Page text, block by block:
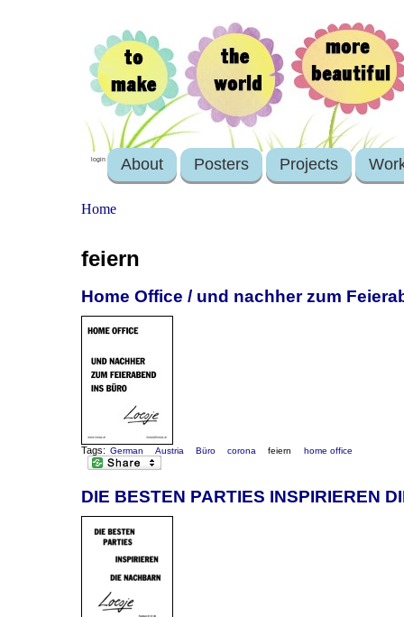
login About Posters Projects
Home
feiern
Home Office / und nachher zum
Tags: German Austria Büro corona feiern home office
DIE BESTEN PARTIES INSPIRIEREN